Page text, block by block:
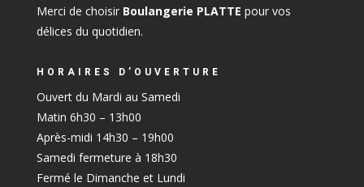
Merci de choisir Boulangerie PLATTE pour vos
délices du quotidien.
HORAIRES D’OUVERTURE
Ouvert du Mardi au Samedi
Matin 6h30 – 13h00
Après-midi 14h30 – 19h00
Samedi fermeture à 18h30
Fermé le Dimanche et Lundi